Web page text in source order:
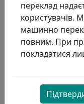
людям по
забезпечує
допомагає
підприємствах
Альянс
здоров'я
переклад
користувачів.
машинно
повним. При
покладатися